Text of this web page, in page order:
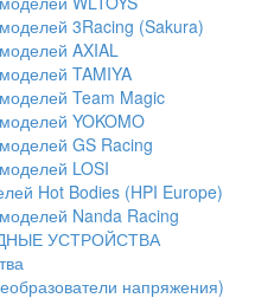
3Racing (Sakura)
AXIAL
TAMIYA
Team Magic
YOKOMO
GS Racing
LOSI
Hot Bodies (HPI Europe)
Nanda Racing
УСТРОЙСТВА
напряжения)